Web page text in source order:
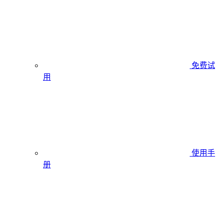
免费试
用
使用手
册